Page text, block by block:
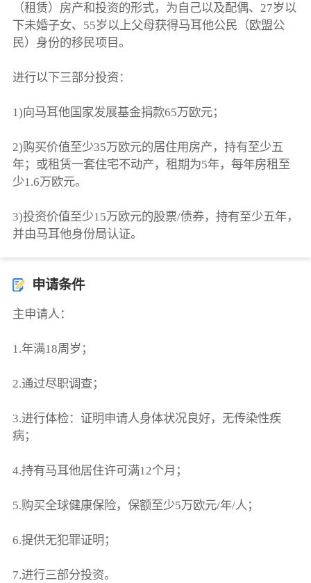
（租赁）房产和投资的形式，为自己以及配偶、27岁以
下未婚子女、55岁以上父母获得马耳他公民（欧盟公
民）身份的移民项目。
进行以下三部分投资：
1)向马耳他国家发展基金捐款65万欧元；
2)购买价值至少35万欧元的居住用房产，持有至少五
年；或租赁一套住宅不动产，租期为5年，每年房租至
少1.6万欧元。
3)投资价值至少15万欧元的股票/债券，持有至少五年，
并由马耳他身份局认证。
申请条件
主申请人：
1.年满18周岁；
2.通过尽职调查；
3.进行体检：证明申请人身体状况良好，无传染性疾
病；
4.持有马耳他居住许可满12个月；
5.购买全球健康保险，保额至少5万欧元/年/人；
6.提供无犯罪证明；
7.进行三部分投资。